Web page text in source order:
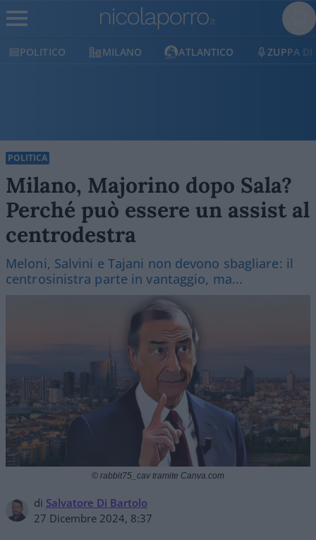
POLITICO MILANO ATLANTICO ZUPPA DI
POLITICA
Milano, Majorino dopo Sala?
Perché può essere un assist al
centrodestra
Meloni, Salvini e Tajani non devono sbagliare: il
centrosinistra parte in vantaggio, ma...
di Salvatore Di Bartolo
27 Dicembre 2024, 8:37
© rabbit75_cav tramite Canva.com